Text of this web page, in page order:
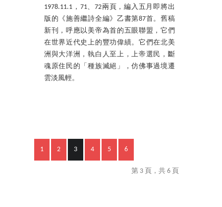
1978.11.1，71、72兩頁，編入五月即將出
版的《施善繼詩全編》乙書第87首。舊稿
新刊，呼應以美帝為首的五眼聯盟，它們
在世界近代史上的豐功偉績。它們在北美
洲與大洋洲，執白人至上，上帝選民，斷
魂原住民的「種族滅絕」，仿佛事過境遷
雲淡風輕。
1 2 3 4 5 6
第 3 頁，共 6 頁